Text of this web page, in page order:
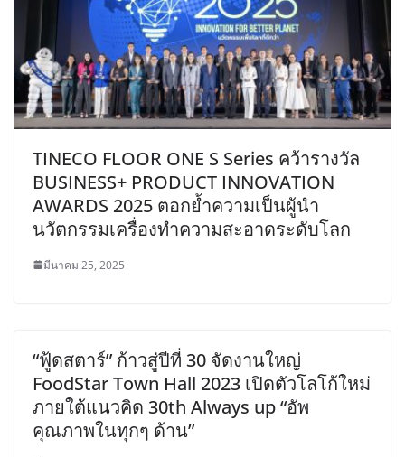
TINECO FLOOR ONE S Series คว้ารางวัล
BUSINESS+ PRODUCT INNOVATION
AWARDS 2025 ตอกย้ำความเป็นผู้นำ
นวัตกรรมเครื่องทำความสะอาดระดับโลก
มีนาคม 25, 2025
“ฟู้ดสตาร์” ก้าวสู่ปีที่ 30 จัดงานใหญ่
FoodStar Town Hall 2023 เปิดตัวโลโก้ใหม่
ภายใต้แนวคิด 30th Always up “อัพ
คุณภาพในทุกๆ ด้าน”